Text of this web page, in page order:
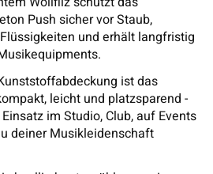
Push sicher vor Staub,
und erhält langfristig
ist das
leicht und platzsparend -
im Studio, Club, auf Events
deiner Musikleidenschaft